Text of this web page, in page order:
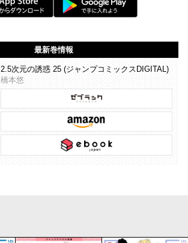
最新巻情報
2.5次元の誘惑 25 (ジャンプコミックスDIGITAL)
橋本悠